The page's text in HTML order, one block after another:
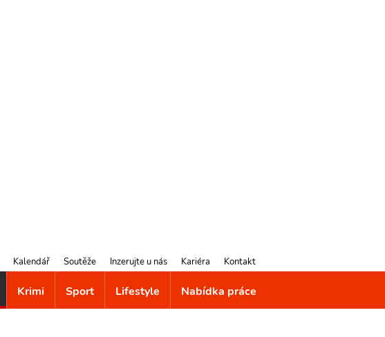
Kalendář Soutěže Inzerujte u nás Kariéra Kontakt
Krimi Sport Lifestyle Nabídka práce